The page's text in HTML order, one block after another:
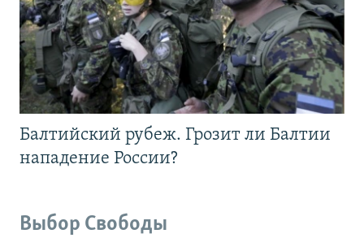
Балтийский рубеж. Грозит ли Балтии
нападение России?
Выбор Свободы